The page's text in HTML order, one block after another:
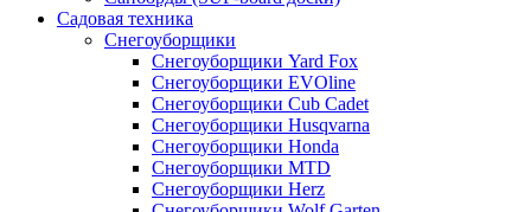
Садовая техника
Снегоуборщики
Снегоуборщики Yard Fox
Снегоуборщики EVOline
Снегоуборщики Cub Cadet
Снегоуборщики Husqvarna
Снегоуборщики Honda
Снегоуборщики MTD
Снегоуборщики Herz